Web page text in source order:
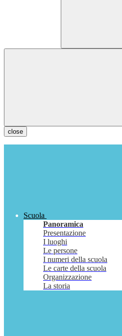
close
Scuola
Panoramica
Presentazione
I luoghi
Le persone
I numeri della scuola
Le carte della scuola
Organizzazione
La storia